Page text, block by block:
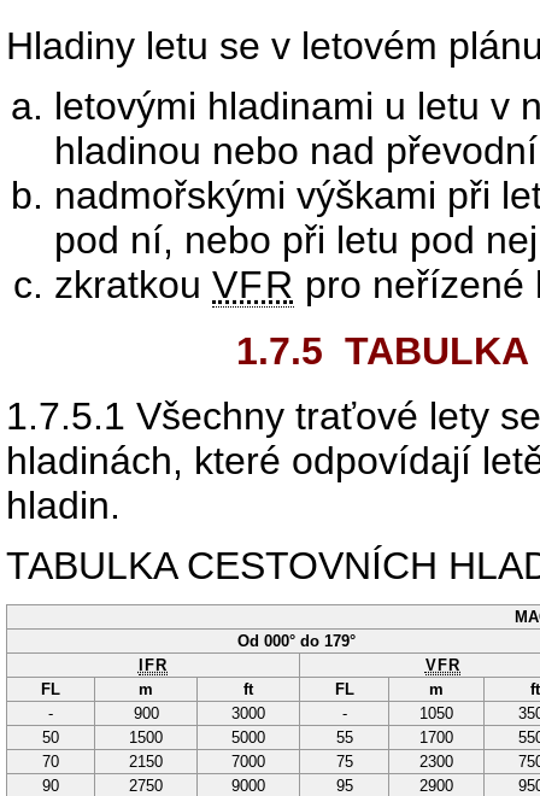
Hladiny letu se v letovém
letovými hladinami u letu v
hladinou nebo nad
nadmořskými výškami při
pod ní, nebo při letu pod
zkratkou VFR pro
1.7.5 TABULKA
1.7.5.1 Všechny traťové lety
hladinách, které odpovídají
hladin.
TABULKA CESTOVNÍCH
Od 000° do 179°
IFR
VFR
FL
m ft FL m
ft
-
900 3000 - 1050
50
1500 5000 55 1700
70
2150 7000 75 2300
90
2750 9000 95 2900